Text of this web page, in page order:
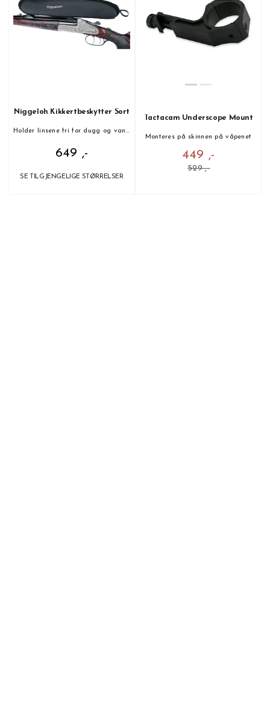
Niggeloh Kikkertbeskytter Sort
Holder linsene fri for dugg og vann!
649 ,-
SE TILGJENGELIGE STØRRELSER
Tactacam Underscope Mount
Monteres på skinnen på våpenet
449 ,-
529 ,-